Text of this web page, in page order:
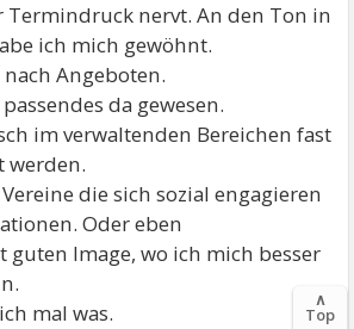
Termindruck nervt. An den Ton in
ich mich gewöhnt.
Angeboten.
da gewesen.
im verwaltenden Bereichen fast
werden.
die sich sozial engagieren
Oder eben
Image, wo ich mich besser
mal was.
∧
Top